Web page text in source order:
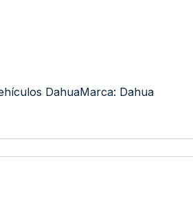
DahuaMarca: Dahua